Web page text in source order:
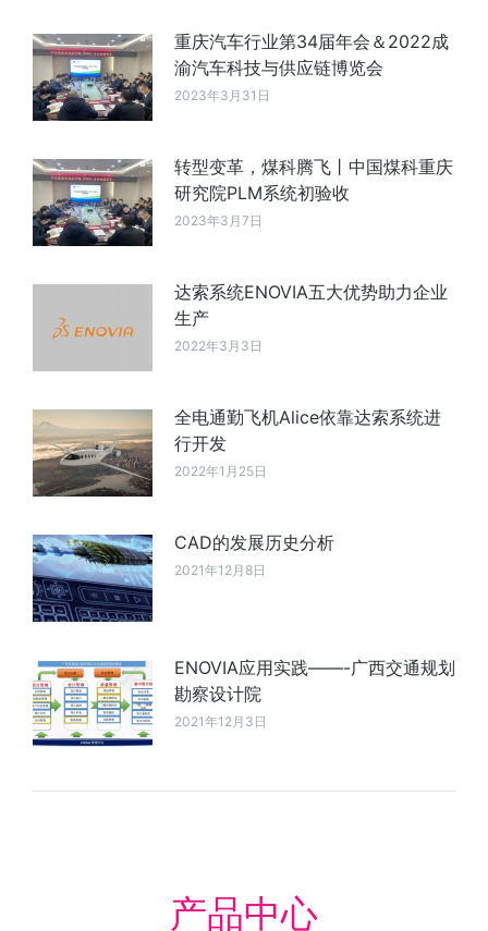
重庆汽车行业第34届年会＆2022成
渝汽车科技与供应链博览会
2023年3月31日
转型变革，煤科腾飞丨中国煤科重庆
研究院PLM系统初验收
2023年3月7日
达索系统ENOVIA五大优势助力企业
生产
2022年3月3日
全电通勤飞机Alice依靠达索系统进
行开发
2022年1月25日
CAD的发展历史分析
2021年12月8日
ENOVIA应用实践——-广西交通规划
勘察设计院
2021年12月3日
产品中心